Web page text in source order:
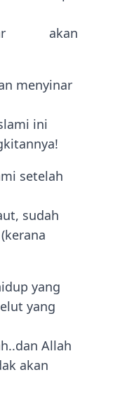
akan
menyinar
ini
setelah
sudah
yang
yang
Allah
akan